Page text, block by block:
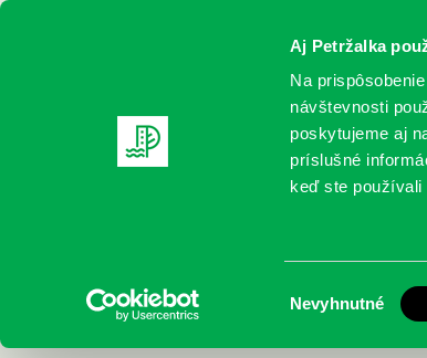
Aj Petržalka
Na
návštevnosti
poskytujeme aj
príslušné
keď ste používali
súhlasu
Nevyhnutné
REGISTRUJTE SA ONLINE
Šťastný nový
čitatelia